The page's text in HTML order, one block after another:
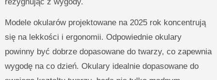
Modele okularów projektowane na 2025 rok koncentrują
się na lekkości i ergonomii. Odpowiednie okulary
powinny być dobrze dopasowane do twarzy, co zapewnia
wygodę na co dzień. Okulary idealnie dopasowane do